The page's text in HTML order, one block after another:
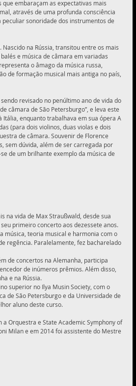
embaraçam as expectativas mais
através de uma profunda consciência
sonoridade dos instrumentos de
na Rússia, transitou entre os mais
e música de câmara em variadas
o âmago da música russa,
de formação musical mais antiga no país,
revisado no penúltimo ano de vida do
câmara de São Petersburgo”, e leva este
enquanto trabalhava em sua ópera A
(para dois violinos, duas violas e dois
de câmara. Souvenir de Florence
sem dúvida, além de ser carregada por
de um brilhante exemplo da música de
na vida de Max Straußwald, desde sua
primeiro concerto aos dezessete anos.
música, teoria musical e harmonia com o
regência. Paralelamente, fez bacharelado
de concertos na Alemanha, participa
de inúmeros prêmios. Além disso,
e na Rússia.
superior no Ilya Musin Society, com o
de São Petersburgo e da Universidade de
aluno deste curso.
Orquestra e State Academic Symphony of
Milan e em 2014 foi assistente do Mestre